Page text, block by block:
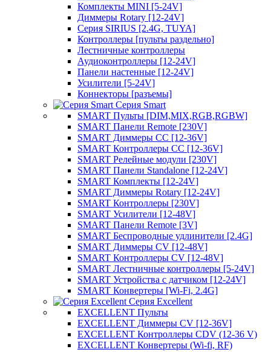
Комплекты MINI [5-24V]
Диммеры Rotary [12-24V]
Серия SIRIUS [2.4G, TUYA]
Контроллеры [пульты раздельно]
Лестничные контроллеры
Аудиоконтроллеры [12-24V]
Панели настенные [12-24V]
Усилители [5-24V]
Коннекторы [разъемы]
Серия Smart
SMART Пульты [DIM,MIX,RGB,RGBW]
SMART Панели Remote [230V]
SMART Диммеры CC [12-36V]
SMART Контроллеры CC [12-36V]
SMART Релейные модули [230V]
SMART Панели Standalone [12-24V]
SMART Комплекты [12-24V]
SMART Диммеры Rotary [12-24V]
SMART Контроллеры [230V]
SMART Усилители [12-48V]
SMART Панели Remote [3V]
SMART Беспроводные удлинители [2.4G]
SMART Диммеры CV [12-48V]
SMART Контроллеры CV [12-48V]
SMART Лестничные контроллеры [5-24V]
SMART Устройства с датчиком [12-24V]
SMART Конвертеры [Wi-Fi, 2.4G]
Серия Excellent
EXCELLENT Пульты
EXCELLENT Диммеры CV [12-36V]
EXCELLENT Контроллеры CDV (12-36 V)
EXCELLENT Конвертеры (Wi-fi, RF)